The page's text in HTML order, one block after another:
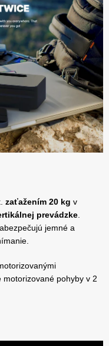
zaťažením 20 kg v
prevádzke.
jemné a
motorizované pohyby v 2